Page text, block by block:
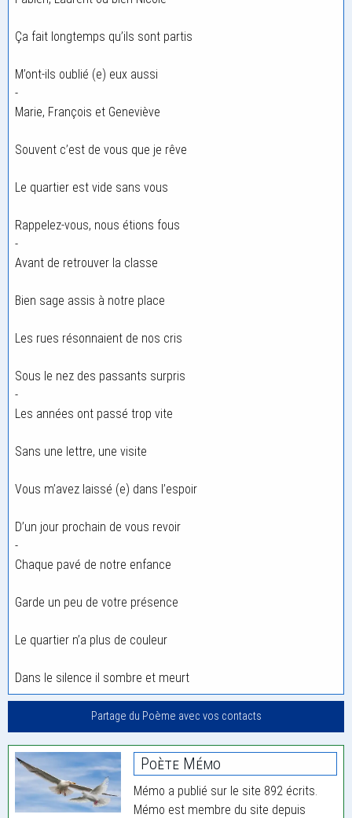
Ça fait longtemps qu’ils sont partis
M’ont-ils oublié (e) eux aussi
-
Marie, François et Geneviève
Souvent c’est de vous que je rêve
Le quartier est vide sans vous
Rappelez-vous, nous étions fous
-
Avant de retrouver la classe
Bien sage assis à notre place
Les rues résonnaient de nos cris
Sous le nez des passants surpris
-
Les années ont passé trop vite
Sans une lettre, une visite
Vous m’avez laissé (e) dans l’espoir
D’un jour prochain de vous revoir
-
Chaque pavé de notre enfance
Garde un peu de votre présence
Le quartier n’a plus de couleur
Dans le silence il sombre et meurt
Partage du Poème avec vos contacts
Poète Mémo
Mémo a publié sur le site 892 écrits.
Mémo est membre du site depuis